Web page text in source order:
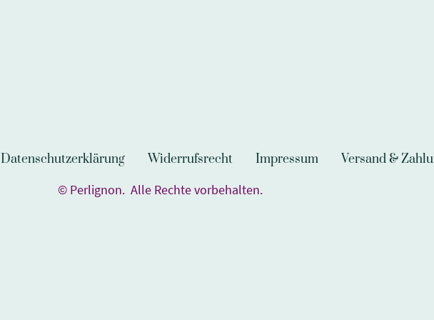
Datenschutzerklärung Widerrufsrecht Impressum
Versand &
© Perlignon. Alle Rechte vorbehalten.